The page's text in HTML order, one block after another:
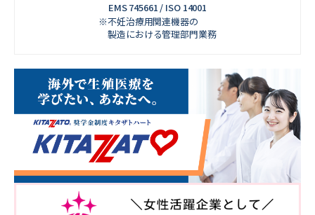
EMS 745661 / ISO 14001
※不妊治療用関連機器の
製造における管理部門業務